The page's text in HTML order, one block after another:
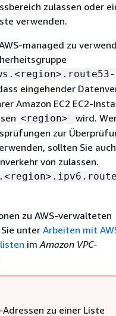
zulassen oder
verwenden.
managed zu
eingehender
Amazon EC2 EC2-
<region>
wird.
zur
sollten Sie auch
von zulassen.
zu AWS-verwalteten
unter Arbeiten mit
imAmazon VPC-
Adressen zu einer Liste